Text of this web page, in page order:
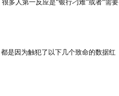
多人第一反应是“银行刁难”或者“需要
是因为触犯了以下几个致命的数据红